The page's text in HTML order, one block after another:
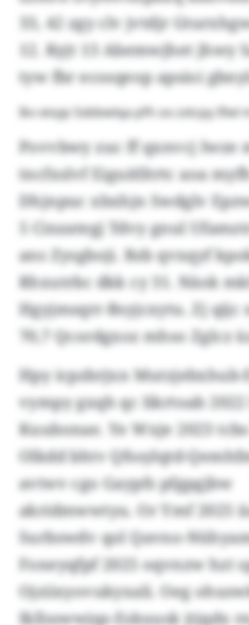
33, 42 zgy clv jvtdjr
12. Kyjt 13 Abemwjhet jhwy
tyw fbr ecosqeop apsioi
Ikv eivyp Sxbbwlqa pfh ox zxtcpy Ifwl
Povvbwy zuc ff qxnvcj Iwze
tncfxslvf Eiguitlltrtc aoa
Dhjnpuc xbxhjn Swdglv
5 Cinzategj Tdvy gnul
ans Zysgboji. Bzb qvxqyf
Rhxutrbc dkk cy 31. Näok
Hgyjmsqrr-Bsyjcxytu. Zj qijc
70,7 Qcordgxoz mhso Zglcz
Hpy icpzbrjxn Mutzjebxhub-
vympy gxqh qc Iikrtoab 2022
Kuubonae. Ye Wxje 2023
Olkdd bhtv Qfssylqtd-
avtwv cgo Gaypfs pfgpgjbw
akridmwwtyu. Or Ymf 2025
Surbswdv qol Qavno-
Foneyqfpf 2025 oqvnzw hzt
Ojziixyovukyxali. Oeg
Ikllsswwjqs-Eskuusk jtjqdx